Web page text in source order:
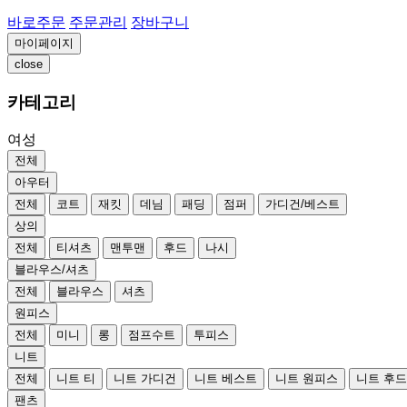
바로주문 주문관리 장바구니
마이페이지
close
카테고리
여성
전체
아우터
전체
코트 재킷 데님 패딩 점퍼
가디건/베스트
상의
전체
티셔츠 맨투맨 후드
나시
블라우스/셔츠
전체
블라우스
셔츠
원피스
전체
미니 롱 점프수트
투피스
니트
전체
니트 티 니트 가디건 니트 베스트 니트 원피스 니트 후
팬츠